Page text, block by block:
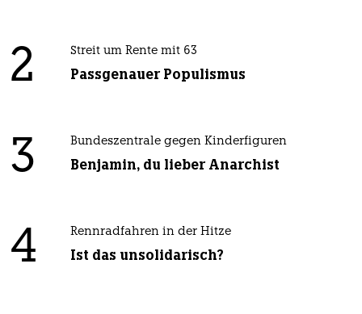
2 Streit um Rente mit 63
Passgenauer Populismus
3 Bundeszentrale gegen Kinderfiguren
Benjamin, du lieber Anarchist
4 Rennradfahren in der Hitze
Ist das unsolidarisch?